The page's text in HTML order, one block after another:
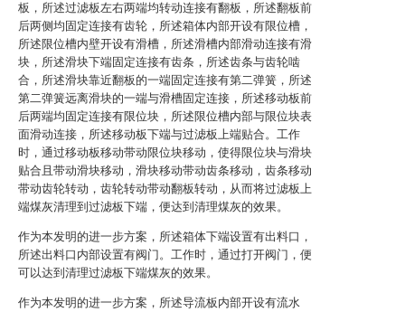
板，所述过滤板左右两端均转动连接有翻板，所述翻板前
后两侧均固定连接有齿轮，所述箱体内部开设有限位槽，
所述限位槽内壁开设有滑槽，所述滑槽内部滑动连接有滑
块，所述滑块下端固定连接有齿条，所述齿条与齿轮啮
合，所述滑块靠近翻板的一端固定连接有第二弹簧，所述
第二弹簧远离滑块的一端与滑槽固定连接，所述移动板前
后两端均固定连接有限位块，所述限位槽内部与限位块表
面滑动连接，所述移动板下端与过滤板上端贴合。工作
时，通过移动板移动带动限位块移动，使得限位块与滑块
贴合且带动滑块移动，滑块移动带动齿条移动，齿条移动
带动齿轮转动，齿轮转动带动翻板转动，从而将过滤板上
端煤灰清理到过滤板下端，便达到清理煤灰的效果。
作为本发明的进一步方案，所述箱体下端设置有出料口，
所述出料口内部设置有阀门。工作时，通过打开阀门，便
可以达到清理过滤板下端煤灰的效果。
作为本发明的进一步方案，所述导流板内部开设有流水